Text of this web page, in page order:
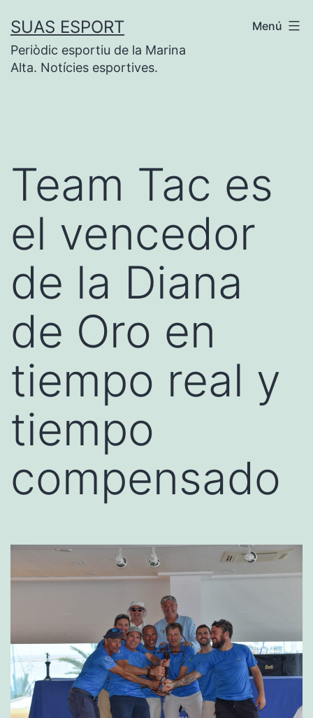
contenido
SUAS ESPORT
Periòdic esportiu de la Marina
Alta. Notícies esportives.
Menú
Team Tac es
el vencedor
de la Diana
de Oro en
tiempo real y
tiempo
compensado